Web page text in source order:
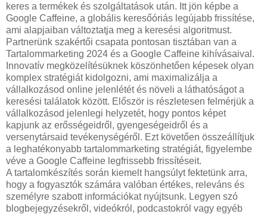
keres a termékek és szolgáltatások után. Itt jön képbe a
Google Caffeine, a globális keresőóriás legújabb frissítése,
ami alapjaiban változtatja meg a keresési algoritmust.
Partnerünk szakértői csapata pontosan tisztában van a
Tartalommarketing 2024 és a Google Caffeine kihívásaival.
Innovatív megközelítésüknek köszönhetően képesek olyan
komplex stratégiát kidolgozni, ami maximalizálja a
vállalkozásod online jelenlétét és növeli a láthatóságot a
keresési találatok között. Először is részletesen felmérjük a
vállalkozásod jelenlegi helyzetét, hogy pontos képet
kapjunk az erősségeidről, gyengeségeidről és a
versenytársaid tevékenységéről. Ezt követően összeállítjuk
a leghatékonyabb tartalommarketing stratégiát, figyelembe
véve a Google Caffeine legfrissebb frissítéseit.
A tartalomkészítés során kiemelt hangsúlyt fektetünk arra,
hogy a fogyasztók számára valóban értékes, releváns és
személyre szabott információkat nyújtsunk. Legyen szó
blogbejegyzésekről, videókról, podcastokról vagy egyéb